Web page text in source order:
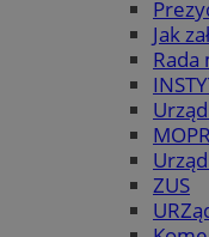
Jak
Rada
MOPR
ZUS